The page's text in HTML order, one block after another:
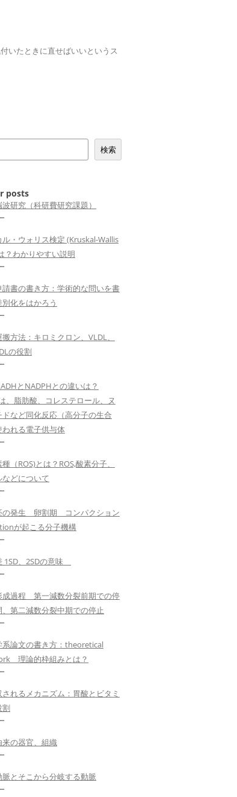
いたときに直せばいいというス
検索
posts
研究（科研費研究課題）
ル・ウォリス検定 (Kruskal-Wallis
？わかりやすい説明
請書の書き方：学術的な問いを書
化をはかろう
方法：キロミクロン、VLDL、
の役割
とNADPHとの違いは？
、脂肪酸、コレステロール、ヌ
ドなど同化反応（高分子の生合
われる電子供与体
（ROS)とは？ROS,酸素分子、
などについて
の発生 卵割期 コンパクション
が起こる分子機構
1SD、2SDの意味
成過程 第一減数分裂前期での停
、第二減数分裂中期での停止
系論文の書き方：theoretical
理論的枠組みとは？
れるメカニズム：胃酸とビタミ
割
来の器官、組織
脈とそこから分岐する動脈